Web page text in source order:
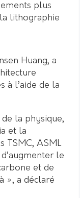
plus
lithographie
Huang, a
à l’aide de la
la physique,
et la
TSMC, ASML
le
et de
», a déclaré